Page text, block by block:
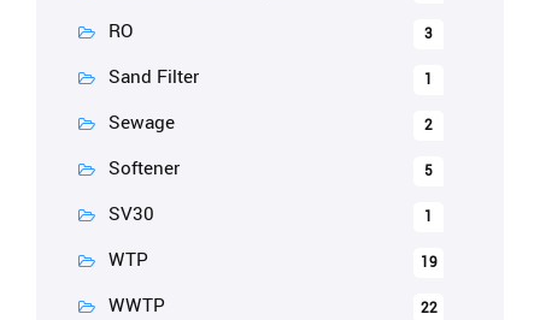
RO 3
Sand Filter 1
Sewage 2
Softener 5
SV30 1
WTP 19
WWTP 22